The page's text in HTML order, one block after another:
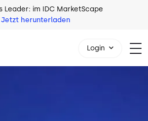
Leader: im IDC MarketScape
Jetzt herunterladen
Login